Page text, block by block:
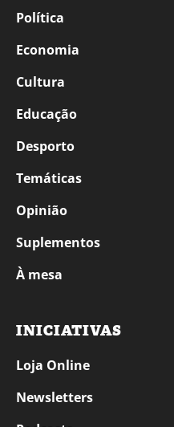
Política
Economia
Cultura
Educação
Desporto
Temáticas
Opinião
Suplementos
À mesa
INICIATIVAS
Loja Online
Newsletters